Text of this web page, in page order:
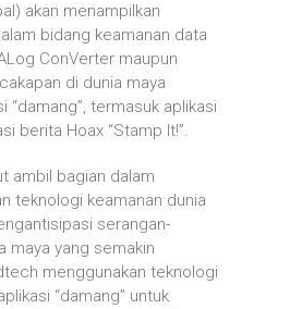
akan menampilkan
bidang keamanan data
ConVerter maupun
di dunia maya
“damang”, termasuk aplikasi
berita Hoax “Stamp It!”.
ambil bagian dalam
teknologi keamanan dunia
serangan-
maya yang semakin
menggunakan teknologi
“damang” untuk